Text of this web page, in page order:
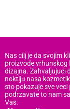
Nas cilj je da svojim
proizvode vrhunskog
dizajna. Zahvaljujuci
noktiju nasa
sto pokazuje sve
podrzavate to nam
Vas.